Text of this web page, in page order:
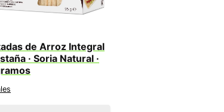
de Arroz Integral
· Soria Natural ·